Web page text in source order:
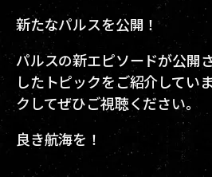
新たなパルスを公開！
パルスの新エピソードが公開
したトピックをご紹介してい
クしてぜひご視聴ください。
良き航海を！